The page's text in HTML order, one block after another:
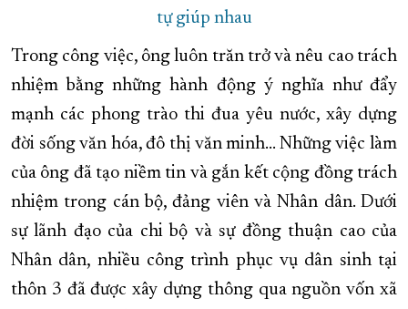
tự giúp nhau
Trong công việc, ông luôn trăn trở và nêu cao trách
nhiệm bằng những hành động ý nghĩa như đẩy
mạnh các phong trào thi đua yêu nước, xây dựng
đời sống văn hóa, đô thị văn minh... Những việc làm
của ông đã tạo niềm tin và gắn kết cộng đồng trách
nhiệm trong cán bộ, đảng viên và Nhân dân. Dưới
sự lãnh đạo của chi bộ và sự đồng thuận cao của
Nhân dân, nhiều công trình phục vụ dân sinh tại
thôn 3 đã được xây dựng thông qua nguồn vốn xã